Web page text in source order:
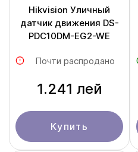
Hikvision Уличный
датчик движения DS-
PDC10DM-EG2-WE
Почти распродано
1.241 лей
Купить